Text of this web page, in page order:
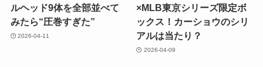
ルヘッド9体を全部並べて
みたら“圧巻すぎた”
2026-04-11
×MLB東京シリーズ限定ボ
ックス！カーショウのシリ
アルは当たり？
2026-04-09